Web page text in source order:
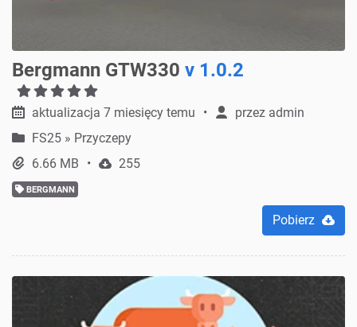
Bergmann GTW330 v 1.0.2
aktualizacja 7 miesięcy temu przez admin
FS25 » Przyczepy
6.66 MB
255
BERGMANN
Pobierz